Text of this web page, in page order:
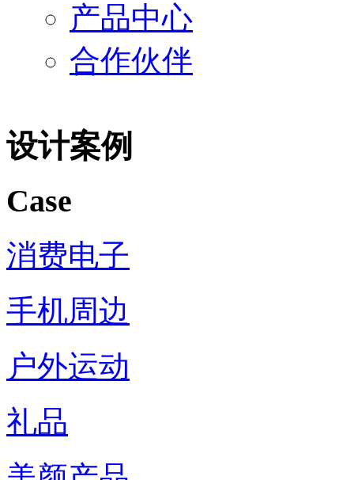
产品中心
合作伙伴
设计案例
Case
消费电子
手机周边
户外运动
礼品